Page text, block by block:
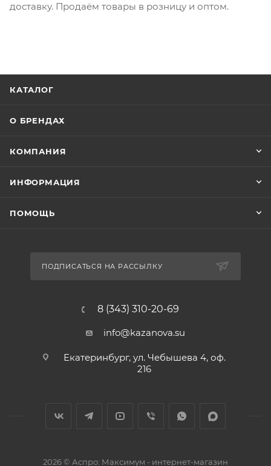
доставку. Продаём товары в розницу и оптом.
КАТАЛОГ
О БРЕНДАХ
КОМПАНИЯ
ИНФОРМАЦИЯ
ПОМОЩЬ
ПОДПИСАТЬСЯ НА РАССЫЛКУ
8 (343) 310-20-69
info@kazanova.su
Екатеринбург, ул. Чебышева 4, оф.
216
2026 © Аспро: Максимум - интернет-магазин